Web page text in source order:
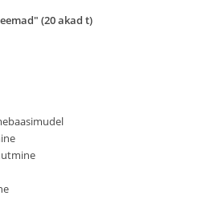
(20 akad t)